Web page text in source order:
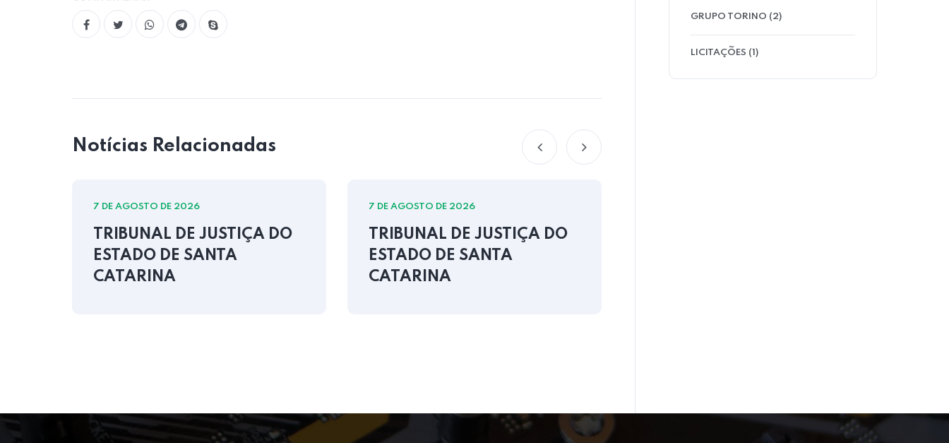
Notícias Relacionadas
7 DE AGOSTO DE 2026
TRIBUNAL DE JUSTIÇA DO
ESTADO DE SANTA
CATARINA
7 DE AGOSTO DE 2026
TRIBUNAL DE JUSTIÇA DO
ESTADO DE SANTA
CATARINA
GRUPO TORINO (2)
LICITAÇÕES (1)